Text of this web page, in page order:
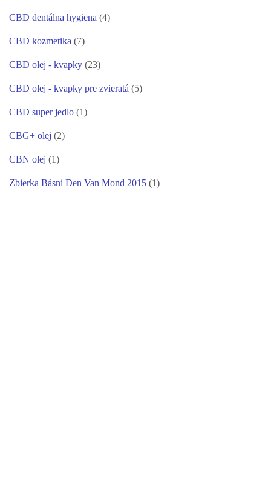
CBD dentálna hygiena (4)
CBD kozmetika (7)
CBD olej - kvapky (23)
CBD olej - kvapky pre zvieratá (5)
CBD super jedlo (1)
CBG+ olej (2)
CBN olej (1)
Zbierka Básni Den Van Mond 2015 (1)